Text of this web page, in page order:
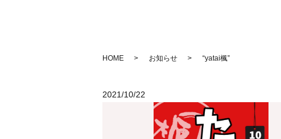
HOME お知らせ “yatai楓”
2021/10/22